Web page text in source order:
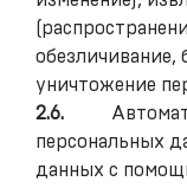
обезличивание,
уничтожение
2.6.
персональных
данных с